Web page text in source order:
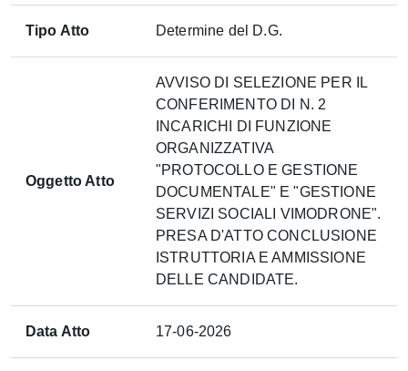
Tipo Atto Determine del D.G.
Oggetto Atto
AVVISO DI SELEZIONE PER IL
CONFERIMENTO DI N. 2
INCARICHI DI FUNZIONE
ORGANIZZATIVA
"PROTOCOLLO E GESTIONE
DOCUMENTALE" E "GESTIONE
SERVIZI SOCIALI VIMODRONE".
PRESA D'ATTO CONCLUSIONE
ISTRUTTORIA E AMMISSIONE
DELLE CANDIDATE.
Data Atto 17-06-2026